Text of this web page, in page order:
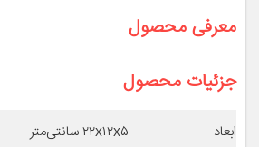
معرفی محصول
جزئیات محصول
ابعاد ۲۲x۱۲x۵ سانتی‌متر